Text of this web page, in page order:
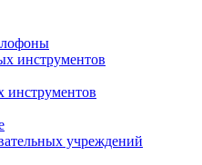
инструментов
инструментов
учреждений